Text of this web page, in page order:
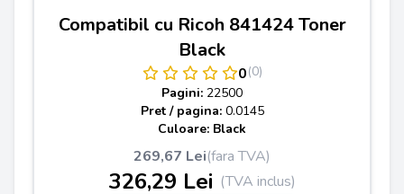
Compatibil cu Ricoh 841424 Toner
Black
0(0)
Pagini: 22500
Pret / pagina: 0.0145
Culoare: Black
269,67 Lei(fara TVA)
326,29 Lei (TVA inclus)